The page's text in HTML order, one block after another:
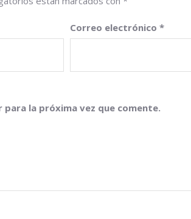
Correo electrónico *
la próxima vez que comente.